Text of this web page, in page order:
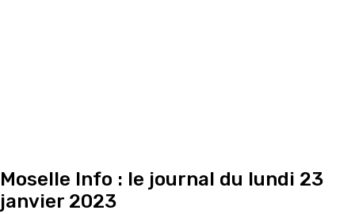
Moselle Info : le journal du lundi 23
janvier 2023